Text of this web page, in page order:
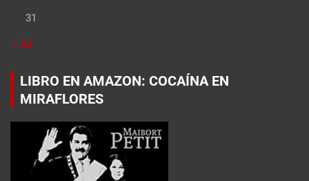
31
« Jul
LIBRO EN AMAZON: COCAÍNA EN
MIRAFLORES